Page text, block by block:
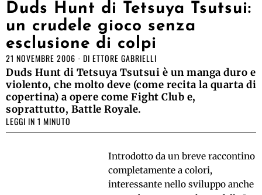
Duds Hunt di Tetsuya Tsutsui:
un crudele gioco senza
esclusione di colpi
21 NOVEMBRE 2006 DI ETTORE GABRIELLI
Duds Hunt di Tetsuya Tsutsui è un manga duro e
violento, che molto deve (come recita la quarta di
copertina) a opere come Fight Club e,
soprattutto, Battle Royale.
LEGGI IN 1 MINUTO
Introdotto da un breve raccontino
completamente a colori,
interessante nello sviluppo anche